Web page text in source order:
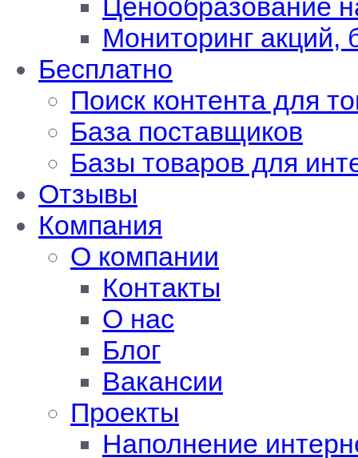
Ценообразование
Мониторинг акций,
Бесплатно
Поиск контента для
База поставщиков
Базы товаров для
Отзывы
Компания
О компании
Контакты
О нас
Блог
Вакансии
Проекты
Наполнение